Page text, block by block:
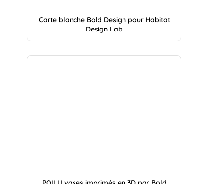
Carte blanche Bold Design pour Habitat
Design Lab